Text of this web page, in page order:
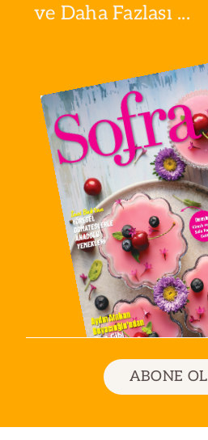
ve Daha Fazlası ...
ABONE OL